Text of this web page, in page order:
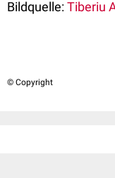
Bildquelle:Tiberiu
© Copyright